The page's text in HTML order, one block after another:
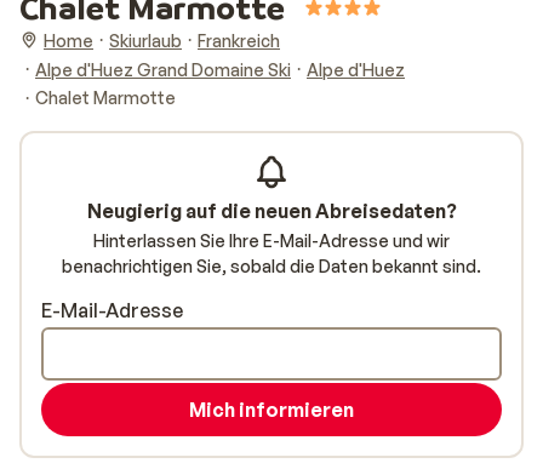
Home Skiurlaub
Frankreich
Alpe d'Huez Grand Domaine Ski
Alpe d'Huez
Chalet Marmotte
Neugierig auf die neuen Abreisedaten?
Hinterlassen Sie Ihre E-Mail-Adresse und wir
benachrichtigen Sie, sobald die Daten bekannt sind.
E-Mail-Adresse
Mich informieren